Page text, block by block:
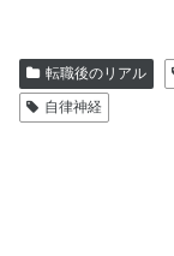
転職後のリアル
自律神経